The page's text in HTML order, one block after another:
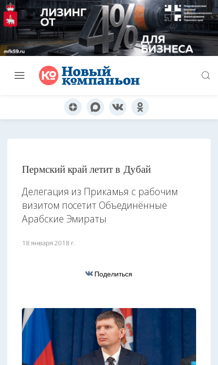
Пермский край летит в Дубай
Делегация из Прикамья с рабочим
визитом посетит Объединённые
Арабские Эмираты
18 января 2018 г.
Поделиться